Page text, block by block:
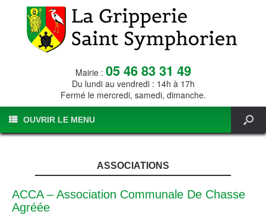
Mairie : 05 46 83 31 49
Du lundi au vendredi : 14h à 17h
Fermé le mercredi, samedi, dimanche.
OUVRIR LE MENU
ASSOCIATIONS
ACCA – Association Communale De Chasse
Agréée